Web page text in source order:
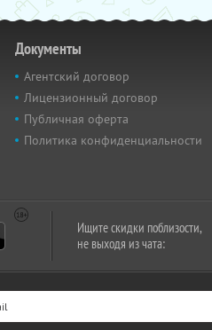
Документы
Агентский договор
Лицензионный договор
Публичная оферта
Политика конфиденциальности
Ищите скидки поблизости,
не выходя из чата: